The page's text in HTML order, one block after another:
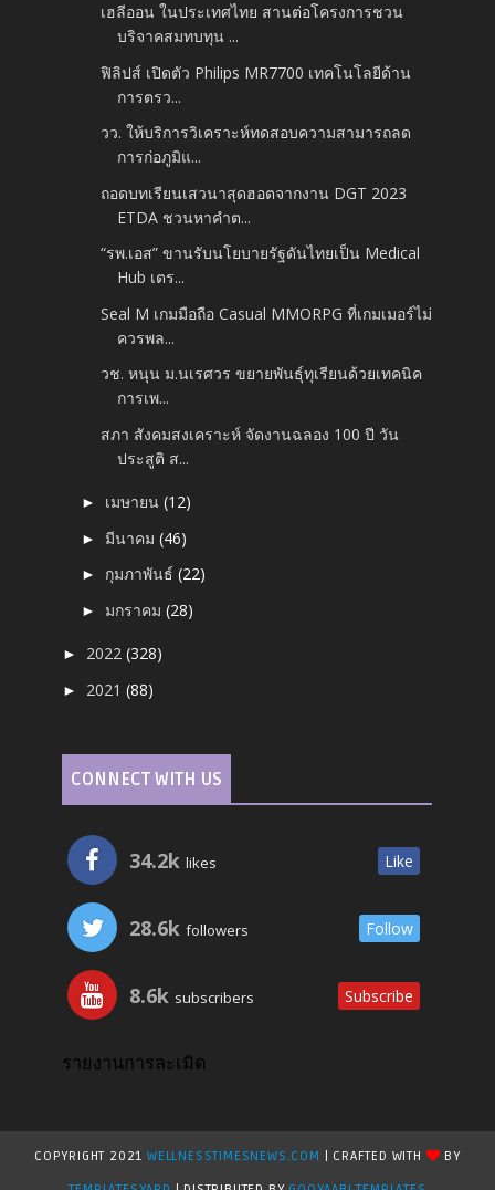
เฮลีออน ในประเทศไทย สานต่อโครงการชวน
บริจาคสมทบทุน ...
ฟิลิปส์ เปิดตัว Philips MR7700 เทคโนโลยีด้าน
การตรว...
วว. ให้บริการวิเคราะห์ทดสอบความสามารถลด
การก่อภูมิแ...
ถอดบทเรียนเสวนาสุดฮอตจากงาน DGT 2023
ETDA ชวนหาคำต...
“รพ.เอส” ขานรับนโยบายรัฐดันไทยเป็น Medical
Hub เตร...
Seal M เกมมือถือ Casual MMORPG ที่เกมเมอร์ไม่
ควรพล...
วช. หนุน ม.นเรศวร ขยายพันธุ์ทุเรียนด้วยเทคนิค
การเพ...
สภา สังคมสงเคราะห์ จัดงานฉลอง 100 ปี วัน
ประสูติ ส...
► เมษายน(12)
► มีนาคม(46)
► กุมภาพันธ์(22)
► มกราคม(28)
► 2022(328)
► 2021(88)
CONNECT WITH US
34.2k likes Like
28.6k followers Follow
8.6k subscribers Subscribe
รายงานการละเมิด
COPYRIGHT 2021WELLNESSTIMESNEWS.COM | CRAFTED WITH
BY